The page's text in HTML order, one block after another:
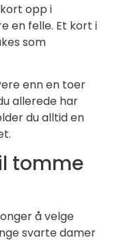
opp i
en felle. Et kort i
som
enn en toer
allerede har
du alltid en
tomme
å velge
svarte damer